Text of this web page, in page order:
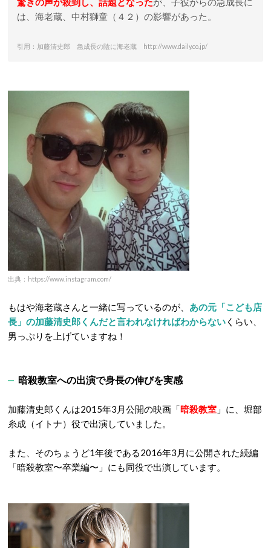
は、海老蔵、中村獅童（４２）の影響があった。
引用：加藤清史郎 急成長の陰に海老蔵 http://www.daily.co.jp/
出典：https://www.instagram.com/
もはや海老蔵さんと一緒に写っているのが、 あの元「こども店
長」の加藤清史郎くんだと言われなければわからない くらい、
男っぷりを上げていますね！
暗殺教室への出演で身長の伸びを実感
加藤清史郎くんは2015年3月公開の映画「暗殺教室 」に、堀部
糸成（イトナ）役で出演していました。
また、そのちょうど1年後である2016年3月に公開された続編
「暗殺教室〜卒業編〜」にも同役で出演しています。